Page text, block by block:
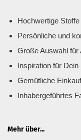
Hochwertige
Persönliche und
Große Auswahl für
Inspiration für
Gemütliche
Inhabergeführtes
Mehr über...